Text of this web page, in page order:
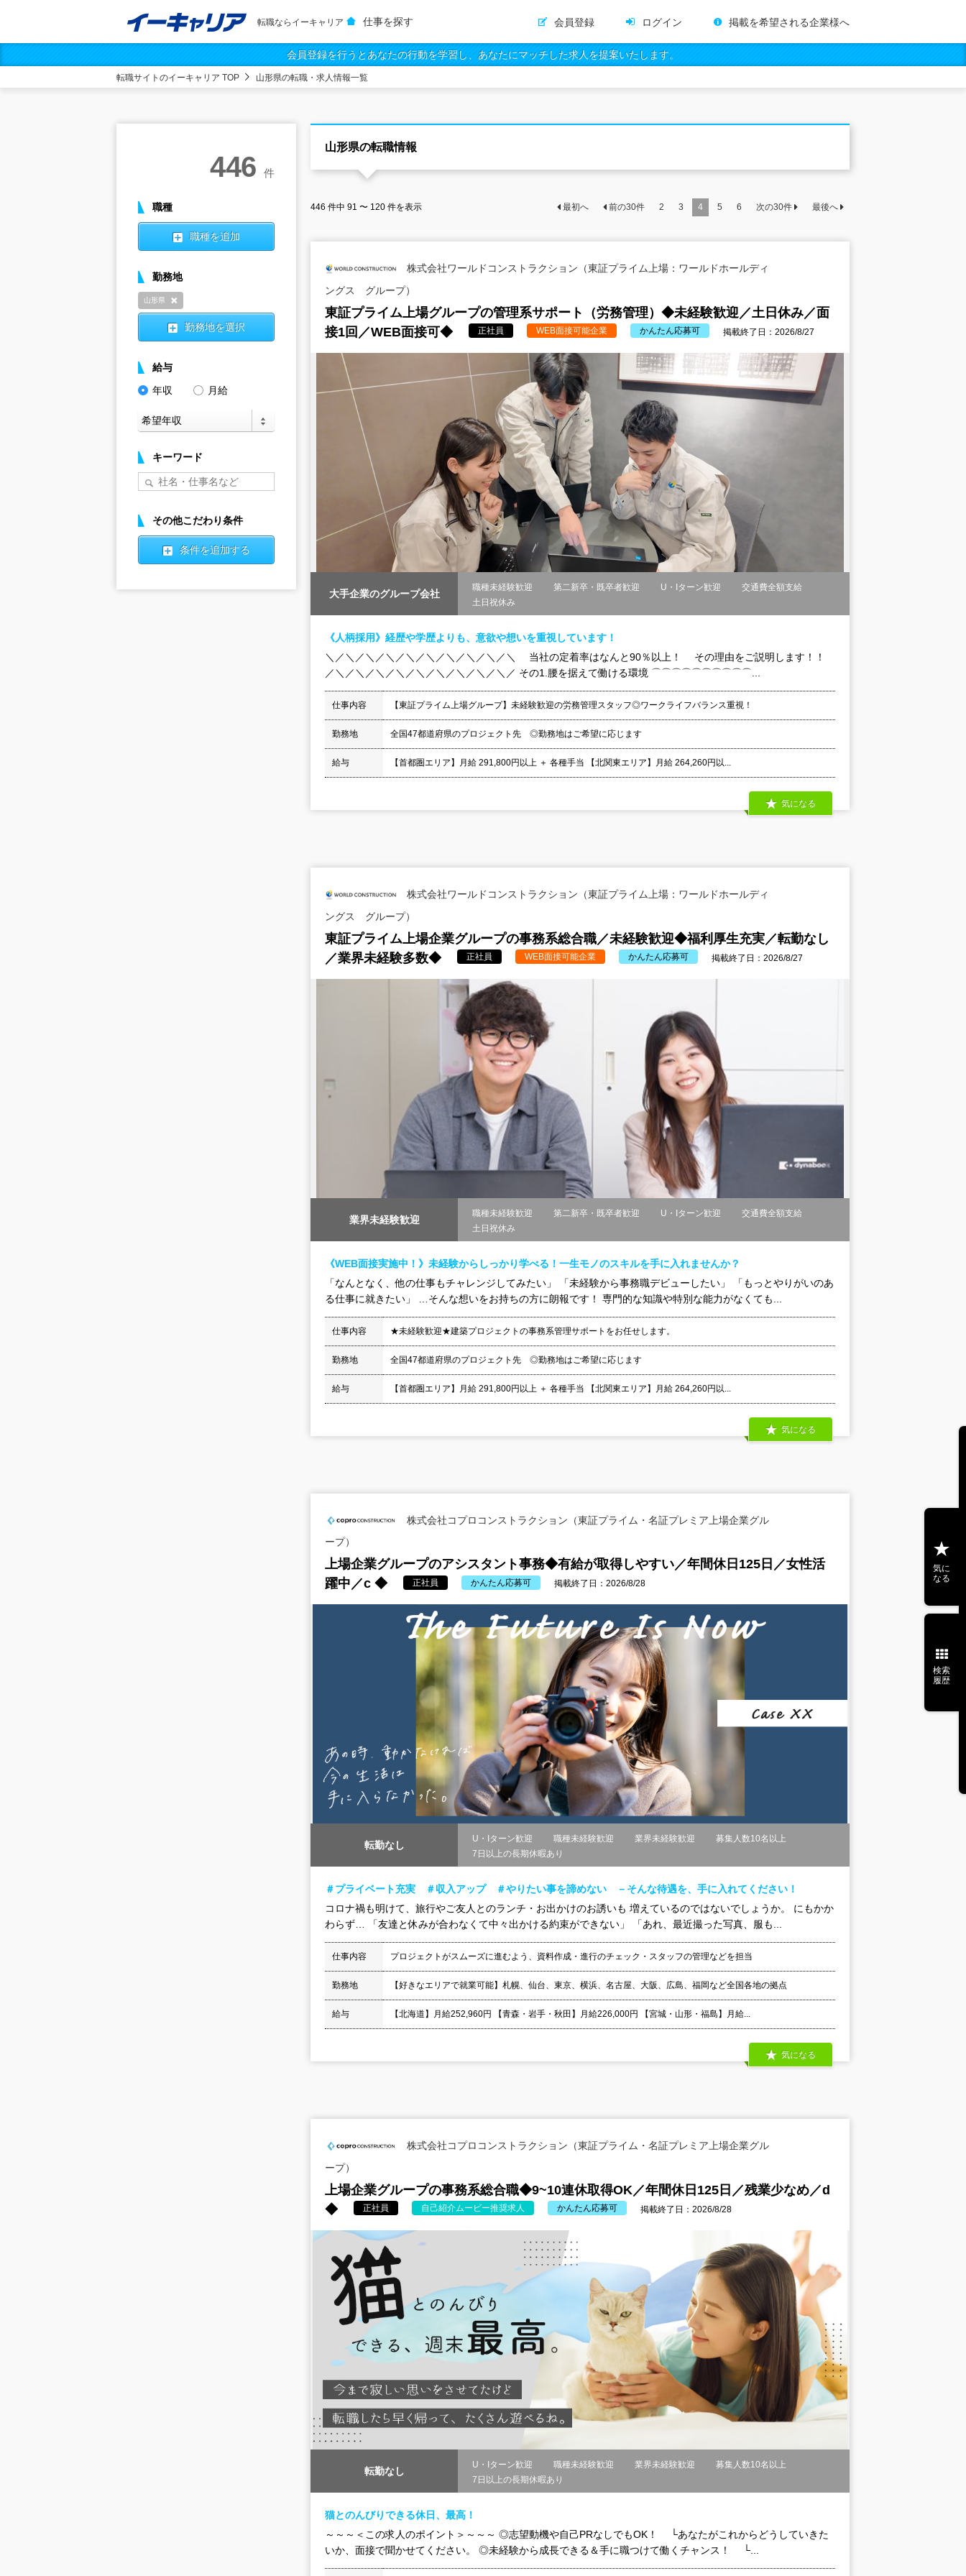
転職ならイーキャリア 仕事を探す 会員登録 ログイン 掲載を希望される企業様へ
会員登録を行うとあなたの行動を学習し、あなたにマッチした求人を提案いたします。
転職サイトのイーキャリア TOP 山形県の転職・求人情報一覧
山形県の転職情報
446 件中 91 〜 120 件を表示 最初へ 前の30件 2 3 4 5 6 次の30件 最後へ
株式会社ワールドコンストラクション（東証プライム上場：ワールドホールディ
ングス グループ）
東証プライム上場グループの管理系サポート（労務管理）◆未経験歓迎／土日休み／面
接1回／WEB面接可◆
正社員 WEB面接可能企業 かんたん応募可 掲載終了日：2026/8/27
大手企業のグループ会社
職種未経験歓迎 第二新卒・既卒者歓迎 U・Iターン歓迎
交通費全額支給
土日祝休み
《人柄採用》経歴や学歴よりも、意欲や想いを重視しています！
＼／＼／＼／＼／＼／＼／＼／＼／＼／＼ 当社の定着率はなんと90％以上！ その理由をご説明します！！
／＼／＼／＼／＼／＼／＼／＼／＼／＼／ その1.腰を据えて働ける環境 ⌒⌒⌒⌒⌒⌒⌒⌒⌒⌒...
仕事内容 【東証プライム上場グループ】未経験歓迎の労務管理スタッフ◎ワークライフバランス重視！
勤務地 全国47都道府県のプロジェクト先 ◎勤務地はご希望に応じます
給与 【首都圏エリア】月給 291,800円以上 ＋ 各種手当 【北関東エリア】月給 264,260円以...
気になる
株式会社ワールドコンストラクション（東証プライム上場：ワールドホールディ
ングス グループ）
東証プライム上場企業グループの事務系総合職／未経験歓迎◆福利厚生充実／転勤なし
／業界未経験多数◆
正社員 WEB面接可能企業 かんたん応募可 掲載終了日：2026/8/27
業界未経験歓迎
職種未経験歓迎 第二新卒・既卒者歓迎 U・Iターン歓迎
交通費全額支給
土日祝休み
《WEB面接実施中！》未経験からしっかり学べる！一生モノのスキルを手に入れませんか？
「なんとなく、他の仕事もチャレンジしてみたい」 「未経験から事務職デビューしたい」 「もっとやりがいのあ
る仕事に就きたい」 …そんな想いをお持ちの方に朗報です！ 専門的な知識や特別な能力がなくても...
仕事内容 ★未経験歓迎★建築プロジェクトの事務系管理サポートをお任せします。
勤務地 全国47都道府県のプロジェクト先 ◎勤務地はご希望に応じます
給与 【首都圏エリア】月給 291,800円以上 ＋ 各種手当 【北関東エリア】月給 264,260円以...
気になる
株式会社コプロコンストラクション（東証プライム・名証プレミア上場企業グル
ープ）
上場企業グループのアシスタント事務◆有給が取得しやすい／年間休日125日／女性活
躍中／c ◆
正社員 かんたん応募可 掲載終了日：2026/8/28
転勤なし
U・Iターン歓迎 職種未経験歓迎 業界未経験歓迎
募集人数10名以上
7日以上の長期休暇あり
＃プライベート充実 ＃収入アップ ＃やりたい事を諦めない －そんな待遇を、手に入れてください！
コロナ禍も明けて、旅行やご友人とのランチ・お出かけのお誘いも 増えているのではないでしょうか。 にもかか
わらず… 「友達と休みが合わなくて中々出かける約束ができない」 「あれ、最近撮った写真、服も...
仕事内容 プロジェクトがスムーズに進むよう、資料作成・進行のチェック・スタッフの管理などを担当
勤務地 【好きなエリアで就業可能】札幌、仙台、東京、横浜、名古屋、大阪、広島、福岡など全国各地の拠点
給与 【北海道】月給252,960円 【青森・岩手・秋田】月給226,000円 【宮城・山形・福島】月給...
気になる
株式会社コプロコンストラクション（東証プライム・名証プレミア上場企業グル
ープ）
上場企業グループの事務系総合職◆9~10連休取得OK／年間休日125日／残業少なめ／d
◆
正社員 自己紹介ムービー推奨求人 かんたん応募可 掲載終了日：2026/8/28
転勤なし
U・Iターン歓迎 職種未経験歓迎 業界未経験歓迎
募集人数10名以上
7日以上の長期休暇あり
猫とのんびりできる休日、最高！
～～～＜この求人のポイント＞～～～ ◎志望動機や自己PRなしでもOK！ └あなたがこれからどうしていきた
いか、面接で聞かせてください。 ◎未経験から成長できる＆手に職つけて働くチャンス！ └...
446 件
職種
職種を追加
勤務地
山形県
勤務地を選択
給与
年収
月給
キーワード
その他こだわり条件
条件を追加する
気に
なる
検索
履歴